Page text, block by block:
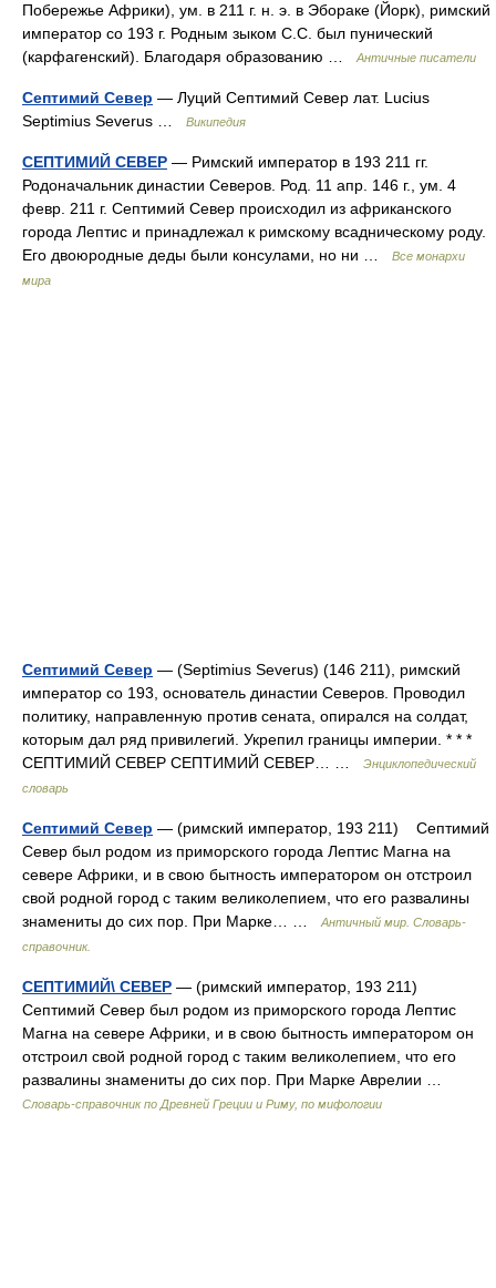
Побережье Африки), ум. в 211 г. н. э. в Эбораке (Йорк), римский
император со 193 г. Родным зыком С.С. был пунический
(карфагенский). Благодаря образованию …
Античные писатели
Септимий Север — Луций Септимий Север лат. Lucius
Septimius Severus …
Википедия
СЕПТИМИЙ СЕВЕР — Римский император в 193 211 гг.
Родоначальник династии Северов. Род. 11 апр. 146 г., ум. 4
февр. 211 г. Септимий Север происходил из африканского
города Лептис и принадлежал к римскому всадническому роду.
Его двоюродные деды были консулами, но ни …
Все монархи
мира
Септимий Север — (Septimius Severus) (146 211), римский
император со 193, основатель династии Северов. Проводил
политику, направленную против сената, опирался на солдат,
которым дал ряд привилегий. Укрепил границы империи. * * *
СЕПТИМИЙ СЕВЕР СЕПТИМИЙ СЕВЕР… …
Энциклопедический
словарь
Септимий Север — (римский император, 193 211) Септимий
Север был родом из приморского города Лептис Магна на
севере Африки, и в свою бытность императором он отстроил
свой родной город с таким великолепием, что его развалины
знамениты до сих пор. При Марке… …
Античный мир. Словарь-
справочник.
СЕПТИМИЙ\ СЕВЕР — (римский император, 193 211)
Септимий Север был родом из приморского города Лептис
Магна на севере Африки, и в свою бытность императором он
отстроил свой родной город с таким великолепием, что его
развалины знамениты до сих пор. При Марке Аврелии …
Cловарь-справочник по Древней Греции и Риму, по мифологии